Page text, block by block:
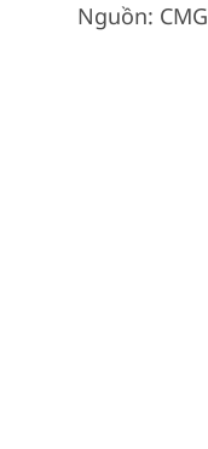
Nguồn: CMG